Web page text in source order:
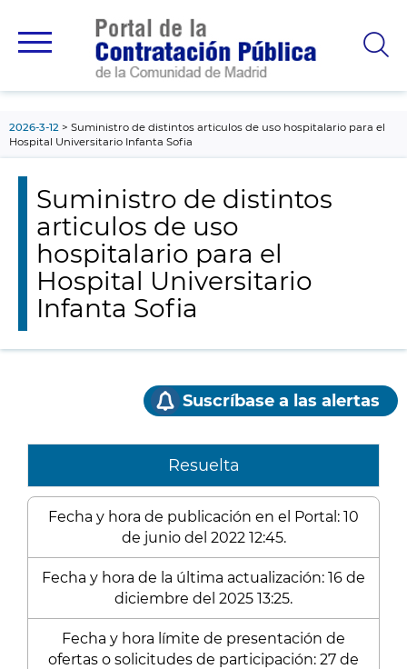
principal
2026-3-12
Suministro de distintos articulos de uso hospitalario para el
Hospital Universitario Infanta Sofia
Suministro de distintos
articulos de uso
hospitalario para el
Hospital Universitario
Infanta Sofia
Suscríbase a las alertas
Resuelta
Fecha y hora de publicación en el Portal: 10
de junio del 2022 12:45.
Fecha y hora de la última actualización: 16 de
diciembre del 2025 13:25.
Fecha y hora límite de presentación de
ofertas o solicitudes de participación: 27 de